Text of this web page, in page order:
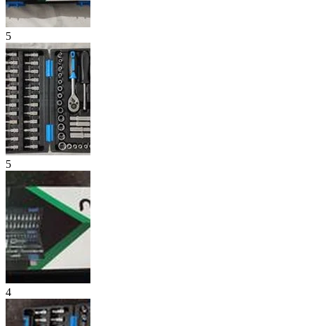
5
5
4